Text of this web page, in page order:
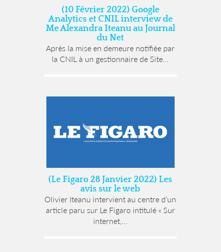
(10 Février 2022) Google
Analytics et CNIL interview de
Me Alexandra Iteanu au Journal
du Net
Après la mise en demeure notifiée par
la CNIL à un gestionnaire de Site...
(Le Figaro 28 Janvier 2022) Les
avis sur le web
Olivier Iteanu intervient au centre d’un
article paru sur Le Figaro intitulé « Sur
internet,...